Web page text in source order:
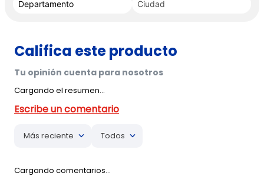
Cargando el resumen…
Más reciente Todos
Cargando comentarios…